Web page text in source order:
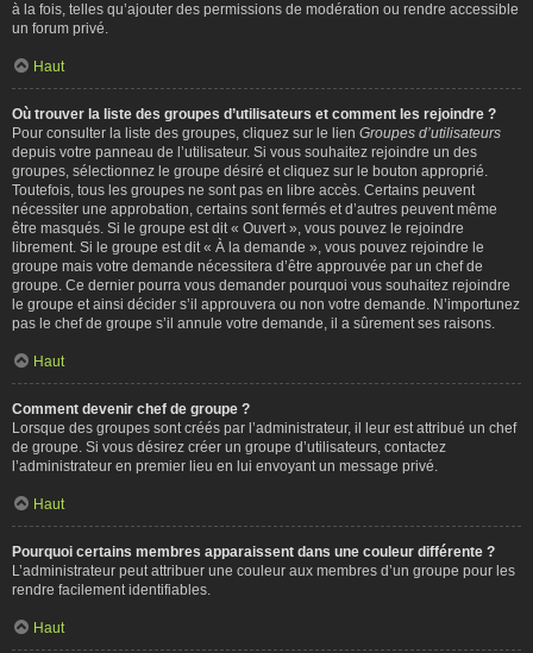
à la fois, telles qu’ajouter des permissions de modération ou rendre accessible
un forum privé.
Haut
Où trouver la liste des groupes d’utilisateurs et comment les rejoindre ?
Pour consulter la liste des groupes, cliquez sur le lien Groupes d’utilisateurs
depuis votre panneau de l’utilisateur. Si vous souhaitez rejoindre un des
groupes, sélectionnez le groupe désiré et cliquez sur le bouton approprié.
Toutefois, tous les groupes ne sont pas en libre accès. Certains peuvent
nécessiter une approbation, certains sont fermés et d’autres peuvent même
être masqués. Si le groupe est dit « Ouvert », vous pouvez le rejoindre
librement. Si le groupe est dit « À la demande », vous pouvez rejoindre le
groupe mais votre demande nécessitera d’être approuvée par un chef de
groupe. Ce dernier pourra vous demander pourquoi vous souhaitez rejoindre
le groupe et ainsi décider s’il approuvera ou non votre demande. N’importunez
pas le chef de groupe s’il annule votre demande, il a sûrement ses raisons.
Haut
Comment devenir chef de groupe ?
Lorsque des groupes sont créés par l’administrateur, il leur est attribué un chef
de groupe. Si vous désirez créer un groupe d’utilisateurs, contactez
l’administrateur en premier lieu en lui envoyant un message privé.
Haut
Pourquoi certains membres apparaissent dans une couleur différente ?
L’administrateur peut attribuer une couleur aux membres d’un groupe pour les
rendre facilement identifiables.
Haut